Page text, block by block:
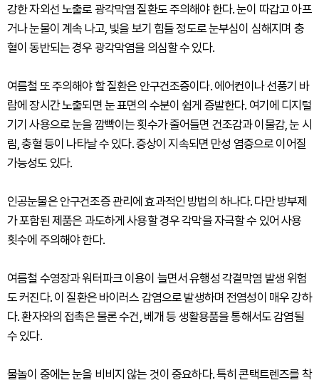
강한 자외선 노출로 광각막염 질환도 주의해야 한다. 눈이 따갑고 아프
거나 눈물이 계속 나고, 빛을 보기 힘들 정도로 눈부심이 심해지며 충
혈이 동반되는 경우 광각막염을 의심할 수 있다.
여름철 또 주의해야 할 질환은 안구건조증이다. 에어컨이나 선풍기 바
람에 장시간 노출되면 눈 표면의 수분이 쉽게 증발한다. 여기에 디지털
기기 사용으로 눈을 깜빡이는 횟수가 줄어들면 건조감과 이물감, 눈 시
림, 충혈 등이 나타날 수 있다. 증상이 지속되면 만성 염증으로 이어질
가능성도 있다.
인공눈물은 안구건조증 관리에 효과적인 방법의 하나다. 다만 방부제
가 포함된 제품은 과도하게 사용할 경우 각막을 자극할 수 있어 사용
횟수에 주의해야 한다.
여름철 수영장과 워터파크 이용이 늘면서 유행성 각결막염 발생 위험
도 커진다. 이 질환은 바이러스 감염으로 발생하며 전염성이 매우 강하
다. 환자와의 접촉은 물론 수건, 베개 등 생활용품을 통해서도 감염될
수 있다.
물놀이 중에는 눈을 비비지 않는 것이 중요하다. 특히 콘택트렌즈를 착